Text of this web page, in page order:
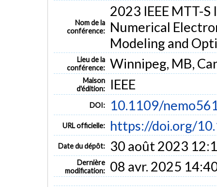
Nom de la
conférence:
2023 IEEE MTT-
Numerical
Modeling and
Lieu de la
conférence: Winnipeg, MB,
Maison
d'édition:
IEEE
DOI: 10.1109/
URL officielle: https://doi.org/
Date du dépôt: 30 août 2023
Dernière
modification:
08 avr. 2025